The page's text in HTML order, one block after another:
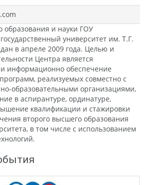
образования и науки ГОУ
университет им. Т.Г.
в апреле 2009 года. Целью и
Центра является
информационно обеспечение
реализуемых совместно с
образовательными организациями,
в аспирантуре, ординатуре,
квалификации и стажировки
второго высшего образования
в том числе с использованием